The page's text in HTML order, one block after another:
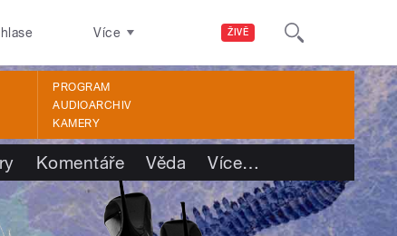
ŽIVĚ
Více
PROGRAM
AUDIOARCHIV
KAMERY
Komentáře Věda Více…